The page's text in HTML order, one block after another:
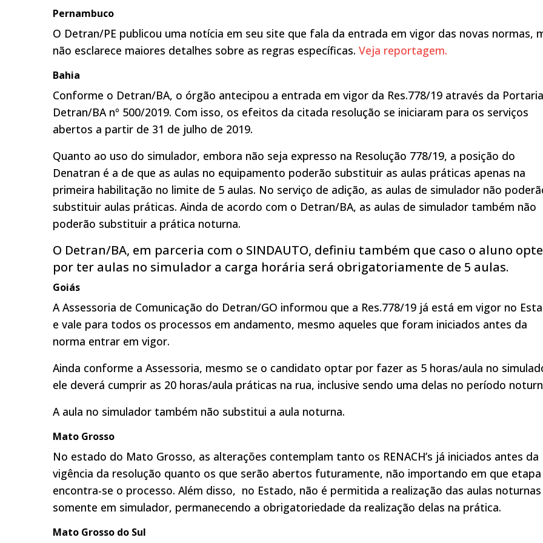
Pernambuco
O Detran/PE publicou uma notícia em seu site que fala da entrada em vigor das novas normas,
não esclarece maiores detalhes sobre as regras específicas. Veja reportagem.
Bahia
Conforme o Detran/BA, o órgão antecipou a entrada em vigor da Res.778/19 através da Portaria
Detran/BA nº 500/2019. Com isso, os efeitos da citada resolução se iniciaram para os serviços
abertos a partir de 31 de julho de 2019.
Quanto ao uso do simulador, embora não seja expresso na Resolução 778/19, a posição do
Denatran é a de que as aulas no equipamento poderão substituir as aulas práticas apenas na
primeira habilitação no limite de 5 aulas. No serviço de adição, as aulas de simulador não
substituir aulas práticas. Ainda de acordo com o Detran/BA, as aulas de simulador também não
poderão substituir a prática noturna.
O Detran/BA, em parceria com o SINDAUTO, definiu também que caso o aluno opte
por ter aulas no simulador a carga horária será obrigatoriamente de 5 aulas.
Goiás
A Assessoria de Comunicação do Detran/GO informou que a Res.778/19 já está em vigor no
e vale para todos os processos em andamento, mesmo aqueles que foram iniciados antes da
norma entrar em vigor.
Ainda conforme a Assessoria, mesmo se o candidato optar por fazer as 5 horas/aula no
ele deverá cumprir as 20 horas/aula práticas na rua, inclusive sendo uma delas no período
A aula no simulador também não substitui a aula noturna.
Mato Grosso
No estado do Mato Grosso, as alterações contemplam tanto os RENACH’s já iniciados antes da
vigência da resolução quanto os que serão abertos futuramente, não importando em que etapa
encontra-se o processo. Além disso, no Estado, não é permitida a realização das aulas noturnas
somente em simulador, permanecendo a obrigatoriedade da realização delas na prática.
Mato Grosso do Sul